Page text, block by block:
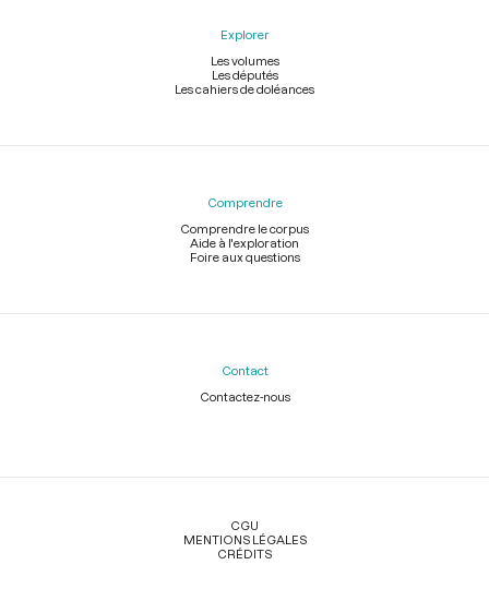
Explorer
Les volumes
Les députés
Les cahiers de doléances
Comprendre
Comprendre le corpus
Aide à l'exploration
Foire aux questions
Contact
Contactez-nous
Légal
CGU
MENTIONS LÉGALES
CRÉDITS